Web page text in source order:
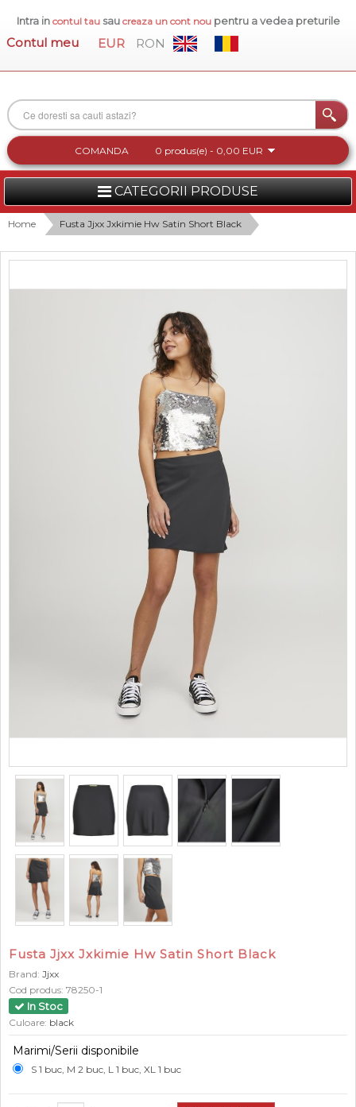
Intra in contul tausau creaza un cont nou pentru a vedea preturile
Contul meu EUR RON
COMANDA 0 produs(e) - 0,00 EUR
CATEGORII PRODUSE
FEMEI
BARBATI
INCALTAMINTE DAMA
Home Fusta Jjxx Jxkimie Hw Satin Short Black
Fusta Jjxx Jxkimie Hw Satin Short Black
Brand: Jjxx
Cod produs: 78250-1
In Stoc
Culoare: black
Marimi/Serii disponibile
S 1 buc, M 2 buc, L 1 buc, XL 1 buc